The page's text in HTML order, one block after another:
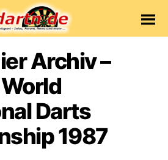
Archiv –
Darts
1987